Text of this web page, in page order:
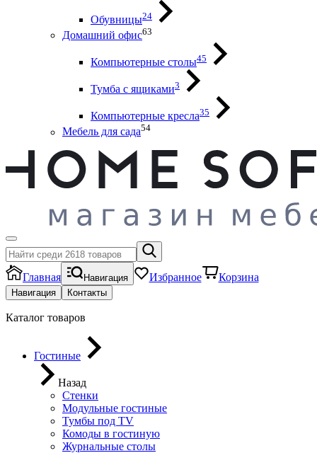
Обувницы24
Домашний офис63
Компьютерные столы45
Тумба с ящиками3
Компьютерные кресла35
Мебель для сада54
Главная Навигация Избранное Корзина
Навигация Контакты
Каталог товаров
Гостиные
Назад
Стенки
Модульные гостиные
Тумбы под ТV
Комоды в гостиную
Журнальные столы